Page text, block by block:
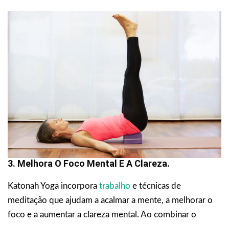
3. Melhora O Foco Mental E A Clareza.
Katonah Yoga incorpora trabalho e técnicas de
meditação que ajudam a acalmar a mente, a melhorar o
foco e a aumentar a clareza mental. Ao combinar o